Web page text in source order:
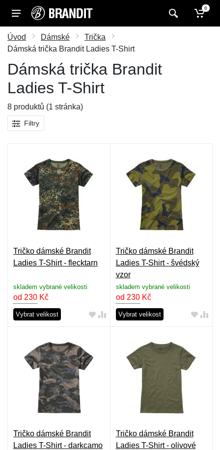
0
Úvod Dámské
Trička
Dámská trička Brandit Ladies T-Shirt
Dámská trička Brandit
Ladies T-Shirt
8 produktů (1 stránka)
Filtry
Tričko dámské Brandit
Ladies T-Shirt - flecktarn
skladem vybrané velikosti
od 230 Kč
Vybrat velikost
Tričko dámské Brandit
Ladies T-Shirt - švédský
vzor
skladem vybrané velikosti
od 230Kč
Vybrat velikost
Tričko dámské Brandit
Ladies T-Shirt - darkcamo
Tričko dámské Brandit
Ladies T-Shirt - olivové